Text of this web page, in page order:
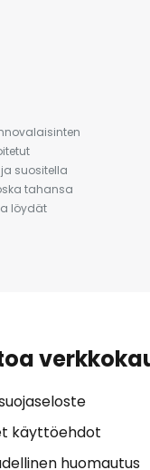
suositella
tahansa
löydät
käyttöehdot
huomautus